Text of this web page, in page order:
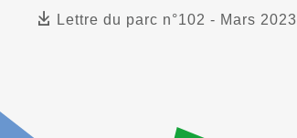
Lettre du parc n°102 - Mars 2023